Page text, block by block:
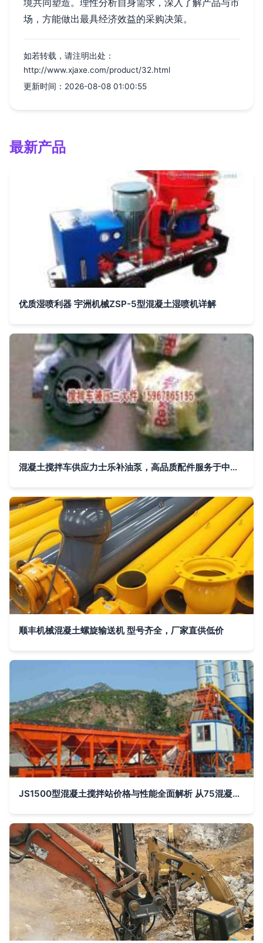
境共同塑造。理性分析自身需求，深入了解产品与市
场，方能做出最具经济效益的采购决策。
如若转载，请注明出处：
http://www.xjaxe.com/product/32.html
更新时间：2026-08-08 01:00:55
最新产品
优质湿喷利器 宇洲机械ZSP-5型混凝土湿喷机详解
混凝土搅拌车供应力士乐补油泵，高品质配件服务于中国工程机械行业
顺丰机械混凝土螺旋输送机 型号齐全，厂家直供低价
JS1500型混凝土搅拌站价格与性能全面解析 从75混凝土搅拌机到现代化施工设备